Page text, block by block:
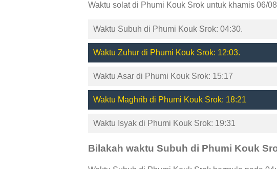
Waktu solat di Phumi Kouk Srok untuk khamis 06/
Waktu Subuh di Phumi Kouk Srok: 04:30.
Waktu Zuhur di Phumi Kouk Srok: 12:03.
Waktu Asar di Phumi Kouk Srok: 15:17
Waktu Maghrib di Phumi Kouk Srok: 18:21
Waktu Isyak di Phumi Kouk Srok: 19:31
Bilakah waktu Subuh di Phumi Kouk